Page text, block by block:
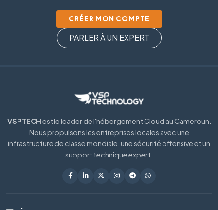
CRÉER MON COMPTE
PARLER À UN EXPERT
VSPTECHest le leader de l'hébergement Cloud au Cameroun.
Nous propulsons les entreprises locales avec une
infrastructure de classe mondiale, une sécurité offensive et un
support technique expert.